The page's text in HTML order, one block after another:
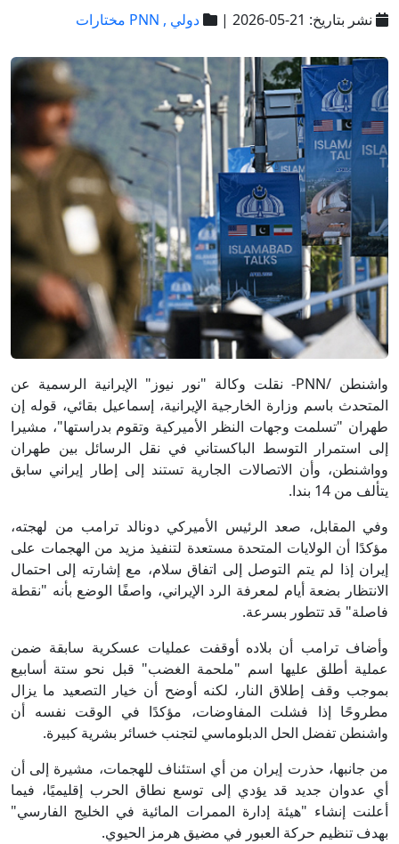
نشر بتاريخ: 21-05-2026 | دولي , PNN مختارات
واشنطن /PNN- نقلت وكالة "نور نيوز" الإيرانية الرسمية عن
المتحدث باسم وزارة الخارجية الإيرانية، إسماعيل بقائي، قوله إن
طهران "تسلمت وجهات النظر الأميركية وتقوم بدراستها"، مشيرا
إلى استمرار التوسط الباكستاني في نقل الرسائل بين طهران
وواشنطن، وأن الاتصالات الجارية تستند إلى إطار إيراني سابق
يتألف من 14 بندا.
وفي المقابل، صعد الرئيس الأميركي دونالد ترامب من لهجته،
مؤكدًا أن الولايات المتحدة مستعدة لتنفيذ مزيد من الهجمات على
إيران إذا لم يتم التوصل إلى اتفاق سلام، مع إشارته إلى احتمال
الانتظار بضعة أيام لمعرفة الرد الإيراني، واصفًا الوضع بأنه "نقطة
فاصلة" قد تتطور بسرعة.
وأضاف ترامب أن بلاده أوقفت عمليات عسكرية سابقة ضمن
عملية أطلق عليها اسم "ملحمة الغضب" قبل نحو ستة أسابيع
بموجب وقف إطلاق النار، لكنه أوضح أن خيار التصعيد ما يزال
مطروحًا إذا فشلت المفاوضات، مؤكدًا في الوقت نفسه أن
واشنطن تفضل الحل الدبلوماسي لتجنب خسائر بشرية كبيرة.
من جانبها، حذرت إيران من أي استئناف للهجمات، مشيرة إلى أن
أي عدوان جديد قد يؤدي إلى توسع نطاق الحرب إقليميًا، فيما
أعلنت إنشاء "هيئة إدارة الممرات المائية في الخليج الفارسي"
بهدف تنظيم حركة العبور في مضيق هرمز الحيوي.